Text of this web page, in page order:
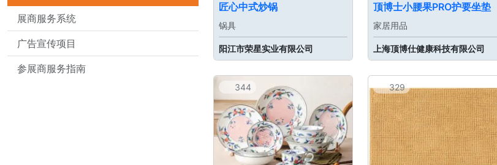
展商服务系统
广告宣传项目
参展商服务指南
匠心中式炒锅
锅具
阳江市荣星实业有限公司
顶博士小腰果PRO护要坐垫
家居用品
上海顶博仕健康科技有限公司
344 329